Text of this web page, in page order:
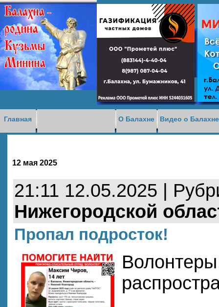
Главная О Балахне Видео о
12 мая 2025
21:11 12.05.2025 |
Нижегородской
Пропал подросток!